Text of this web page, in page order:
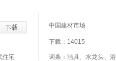
住宅
中国建材市场
下载：14015
词条：洁具、水龙头、